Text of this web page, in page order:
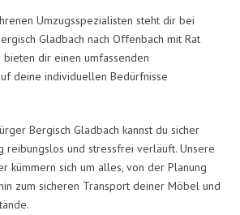
Umzugsspezialisten steht dir bei
Gladbach nach Offenbach mit Rat
bieten dir einen umfassenden
deine individuellen Bedürfnisse
Bergisch Gladbach kannst du sicher
reibungslos und stressfrei verläuft. Unsere
kümmern sich um alles, von der Planung
zum sicheren Transport deiner Möbel und